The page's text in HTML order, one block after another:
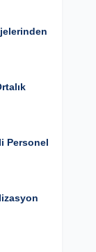
Personel